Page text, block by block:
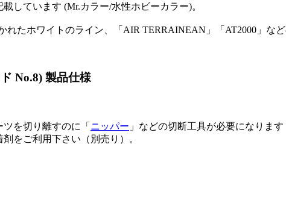
しています (Mr.カラー/水性ホビーカラー)。
たホワイトのライン、「AIR TERRAINEAN」「AT2000」な
No.8) 製品仕様
を切り離すのに「 ニッパー 」などの切断工具が必要になります
剤をご利用下さい（別売り）。